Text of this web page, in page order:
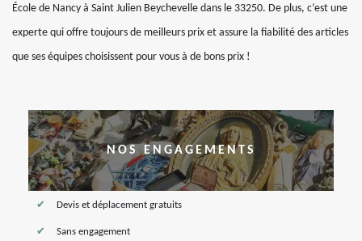
École de Nancy à Saint Julien Beychevelle dans le 33250. De plus, c’est une
experte qui offre toujours de meilleurs prix et assure la fiabilité des articles
que ses équipes choisissent pour vous à de bons prix !
NOS ENGAGEMENTS
Devis et déplacement gratuits
Sans engagement